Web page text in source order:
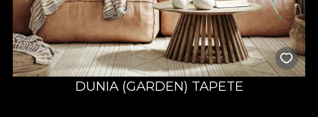
DUNIA (GARDEN) TAPETE